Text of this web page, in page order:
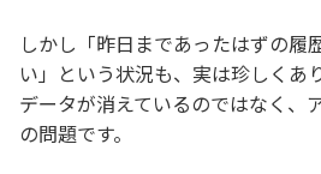
しかし「昨日まであったはずの履
い」という状況も、実は珍しくあ
データが消えているのではなく、
の問題です。